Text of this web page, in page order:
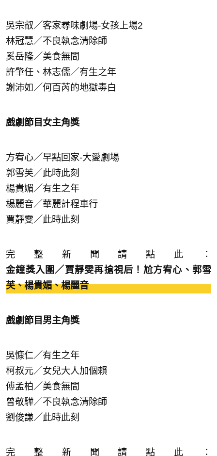
吳宗叡／客家尋味劇場-女孩上場2
林冠慧／不良執念清除師
奚岳隆／美食無間
許肇任、林志儒／有生之年
謝沛如／何百芮的地獄毒白
戲劇節目女主角獎
方宥心／早點回家-大愛劇場
郭雪芙／此時此刻
楊貴媚／有生之年
楊麗音／華麗計程車行
賈靜雯／此時此刻
完整新聞請點此：
金鐘獎入圍／賈靜雯再搶視后！尬方宥心、郭雪
芙、楊貴媚、楊麗音
戲劇節目男主角獎
吳慷仁／有生之年
柯叔元／女兒大人加個賴
傅孟柏／美食無間
曾敬驊／不良執念清除師
劉俊謙／此時此刻
完整新聞請點此：